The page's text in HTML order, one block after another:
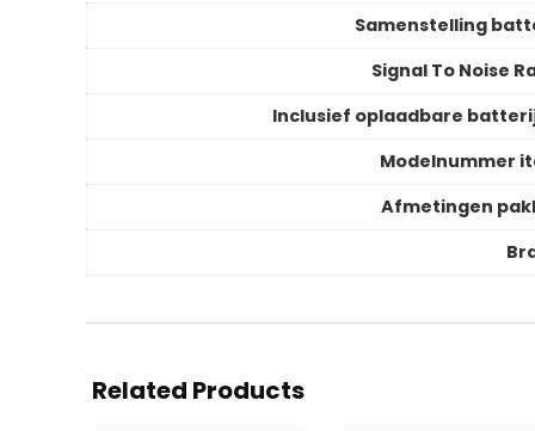
Samenstelling
Signal To Noise
Inclusief oplaadbare
Modelnummer
Afmetingen
Related Products